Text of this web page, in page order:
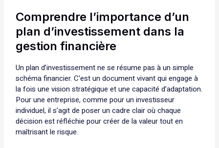
Comprendre l’importance d’un
plan d’investissement dans la
gestion financière
Un plan d’investissement ne se résume pas à un simple
schéma financier. C’est un document vivant qui engage à
la fois une vision stratégique et une capacité d’adaptation.
Pour une entreprise, comme pour un investisseur
individuel, il s’agit de poser un cadre clair où chaque
décision est réfléchie pour créer de la valeur tout en
maîtrisant le risque.